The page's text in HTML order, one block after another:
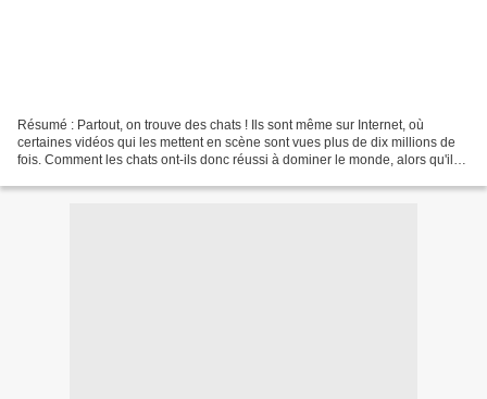
Résumé : Partout, on trouve des chats ! Ils sont même sur Internet, où
certaines vidéos qui les mettent en scène sont vues plus de dix millions de
fois. Comment les chats ont-ils donc réussi à dominer le monde, alors qu'ils